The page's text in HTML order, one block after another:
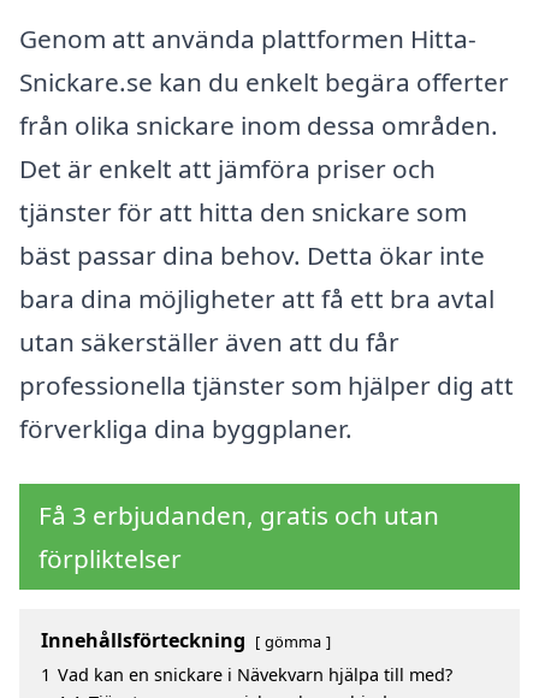
Genom att använda plattformen Hitta-
Snickare.se kan du enkelt begära offerter
från olika snickare inom dessa områden.
Det är enkelt att jämföra priser och
tjänster för att hitta den snickare som
bäst passar dina behov. Detta ökar inte
bara dina möjligheter att få ett bra avtal
utan säkerställer även att du får
professionella tjänster som hjälper dig att
förverkliga dina byggplaner.
Få 3 erbjudanden, gratis och utan
förpliktelser
Innehållsförteckning gömma
1 Vad kan en snickare i Nävekvarn hjälpa till med?